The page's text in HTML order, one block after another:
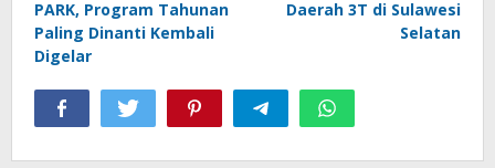
PARK, Program Tahunan
Paling Dinanti Kembali
Digelar
Daerah 3T di Sulawesi
Selatan